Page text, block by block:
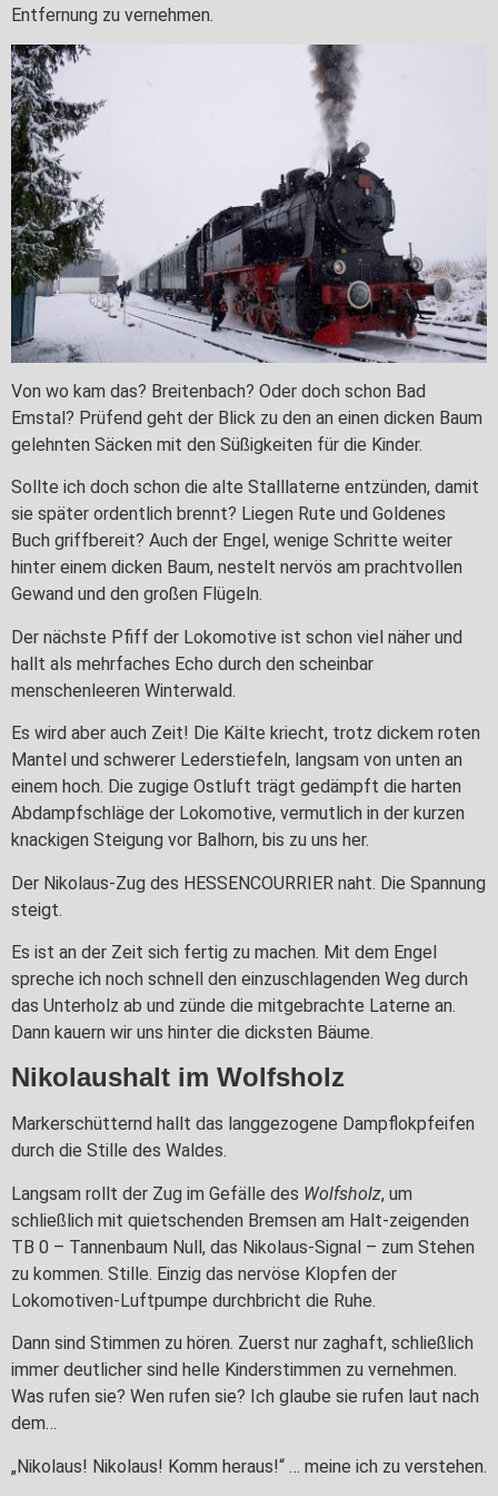
Entfernung zu vernehmen.
Von wo kam das? Breitenbach? Oder doch schon Bad
Emstal? Prüfend geht der Blick zu den an einen dicken Baum
gelehnten Säcken mit den Süßigkeiten für die Kinder.
Sollte ich doch schon die alte Stalllaterne entzünden, damit
sie später ordentlich brennt? Liegen Rute und Goldenes
Buch griffbereit? Auch der Engel, wenige Schritte weiter
hinter einem dicken Baum, nestelt nervös am prachtvollen
Gewand und den großen Flügeln.
Der nächste Pfiff der Lokomotive ist schon viel näher und
hallt als mehrfaches Echo durch den scheinbar
menschenleeren Winterwald.
Es wird aber auch Zeit! Die Kälte kriecht, trotz dickem roten
Mantel und schwerer Lederstiefeln, langsam von unten an
einem hoch. Die zugige Ostluft trägt gedämpft die harten
Abdampfschläge der Lokomotive, vermutlich in der kurzen
knackigen Steigung vor Balhorn, bis zu uns her.
Der Nikolaus-Zug des HESSENCOURRIER naht. Die Spannung
steigt.
Es ist an der Zeit sich fertig zu machen. Mit dem Engel
spreche ich noch schnell den einzuschlagenden Weg durch
das Unterholz ab und zünde die mitgebrachte Laterne an.
Dann kauern wir uns hinter die dicksten Bäume.
Nikolaushalt im Wolfsholz
Markerschütternd hallt das langgezogene Dampflokpfeifen
durch die Stille des Waldes.
Langsam rollt der Zug im Gefälle des Wolfsholz, um
schließlich mit quietschenden Bremsen am Halt-zeigenden
TB 0 – Tannenbaum Null, das Nikolaus-Signal – zum Stehen
zu kommen. Stille. Einzig das nervöse Klopfen der
Lokomotiven-Luftpumpe durchbricht die Ruhe.
Dann sind Stimmen zu hören. Zuerst nur zaghaft, schließlich
immer deutlicher sind helle Kinderstimmen zu vernehmen.
Was rufen sie? Wen rufen sie? Ich glaube sie rufen laut nach
dem…
„Nikolaus! Nikolaus! Komm heraus!“ … meine ich zu verstehen.